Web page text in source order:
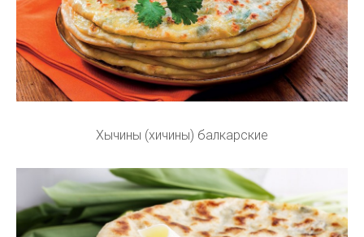
Хычины (хичины) балкарские